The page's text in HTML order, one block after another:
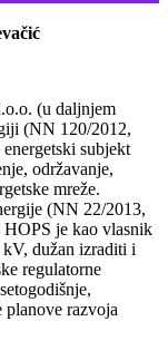
(u daljnjem
(NN 120/2012,
subjekt
održavanje,
mreže.
(NN 22/2013,
je kao vlasnik
dužan izraditi i
regulatorne
razvoja